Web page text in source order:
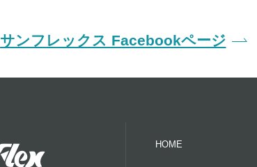
サンフレックス Facebookページ
HOME